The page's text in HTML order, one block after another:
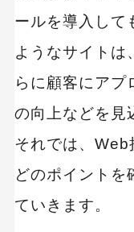
ールを導入して
ようなサイトは
らに顧客にアプ
の向上などを見
それでは、Web
どのポイントを
ていきます。